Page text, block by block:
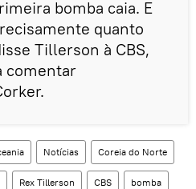
bomba caia. E
quanto
Tillerson à CBS,
comentar
Notícias Coreia do Norte
Rex Tillerson CBS bomba